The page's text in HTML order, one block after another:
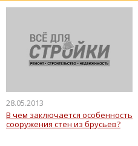
28.05.2013
В чем заключается особенность
сооружения стен из брусьев?